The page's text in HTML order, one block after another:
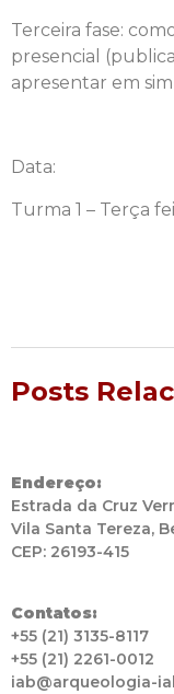
Terceira fase:
presencial
apresentar em
Data:
Turma 1 – Terça
Posts
Endereço:
Estrada da Cruz
Vila Santa Tereza,
CEP: 26193-415
Contatos:
+55 (21) 3135-8117
+55 (21) 2261-0012
iab@arqueologia-